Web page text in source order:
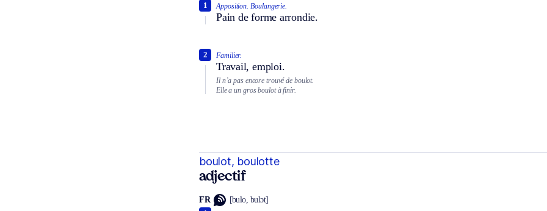
Apposition. Boulangerie.
Pain de forme arrondie.
1
Familier.
Travail, emploi.
2
Il n’a pas encore trouvé de boulot.
Elle a un gros boulot à finir.
boulot, boulotte
adjectif
FR [bulo, bulɔt]